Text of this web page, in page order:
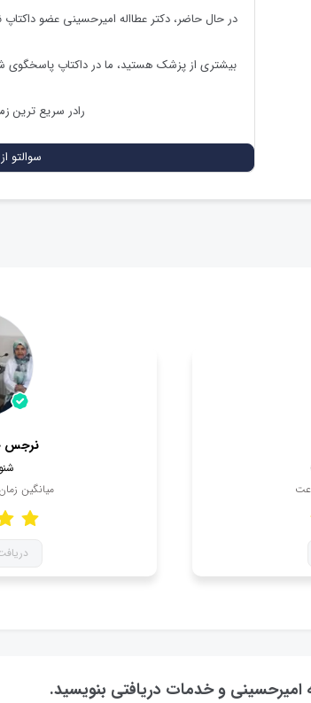
در حال حاضر، دکتر عطااله امیرحسینی عضو داکتاپ
بیشتری از پزشک هستید، ما در داکتاپ
رادر سریع ترین
سوالتو
نرجس
میانگین
امیرحسینی و خدمات دریافتی بنویسید.